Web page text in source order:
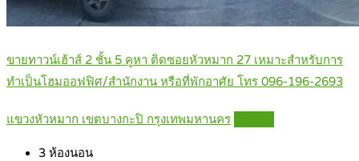
ขายทาวน์เฮ้าส์ 2 ชั้น 5 คูหา ติดซอยหัวหมาก 27 เหมาะสำหรับการ
ทำเป็นโฮมออฟฟิศ/สำนักงาน หรือที่พักอาศัย โทร 096-196-2693
แขวงหัวหมาก เขตบางกะปิ กรุงเทพมหานคร
3 ห้องนอน